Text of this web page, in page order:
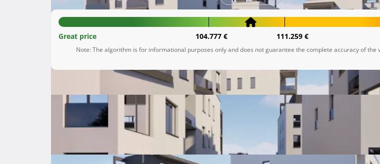
Great price 104.777 € 111.259 €
Note: The algorithm is for informational purposes only and does not guarantee the complete accuracy of the
21 stambenom jedinicom, tri poslovna prostora te garažnim i vanjskim parkirnim
je savršen spoj moderne arhitekture, vrhunske gradnje i izvrsne lokacije.
Zgrade su smještene na jednoj od najatraktivnijih lokacija u blizini mora. Nudimo vam